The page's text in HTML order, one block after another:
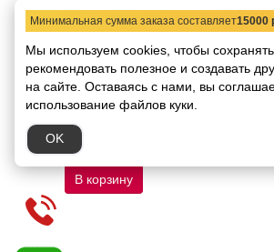
Ступень фронтальная
Peldano Duero 33x120
Код товара:45704
Материал:керамогранит
матовая
Размер:
7260.00 руб.
В корзину
Плитка
Duero Roa
de
Минимальная сумма заказа составляет15000
Мы используем cookies, чтобы
рекомендовать полезное и создавать
на сайте. Оставаясь с нами, вы
использование файлов куки.
OK